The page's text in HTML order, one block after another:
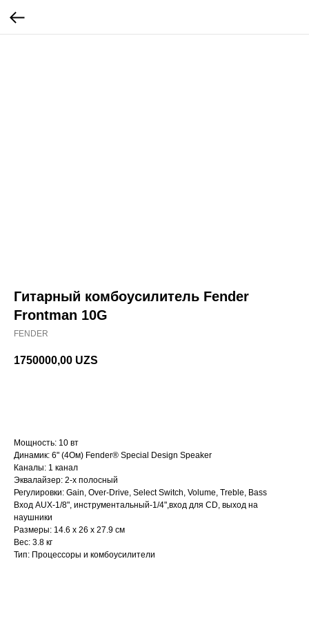
Гитарный комбоусилитель Fender
Frontman 10G
FENDER
1750000,00 UZS
Мощность: 10 вт
Динамик: 6" (4Ом) Fender® Special Design Speaker
Каналы: 1 канал
Эквалайзер: 2-х полосный
Регулировки: Gain, Over-Drive, Select Switch, Volume, Treble, Bass
Вход AUX-1/8", инструментальный-1/4",вход для CD, выход на
наушники
Размеры: 14.6 х 26 х 27.9 см
Вес: 3.8 кг
Тип: Процессоры и комбоусилители